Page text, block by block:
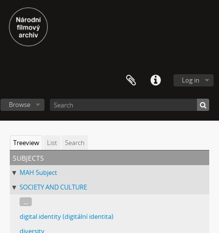
Log in
Browse
Treeview List Search
subjects
MAH Subject
SOCIETY AND CULTURE
...
digital identity (digitální identita)
diversity